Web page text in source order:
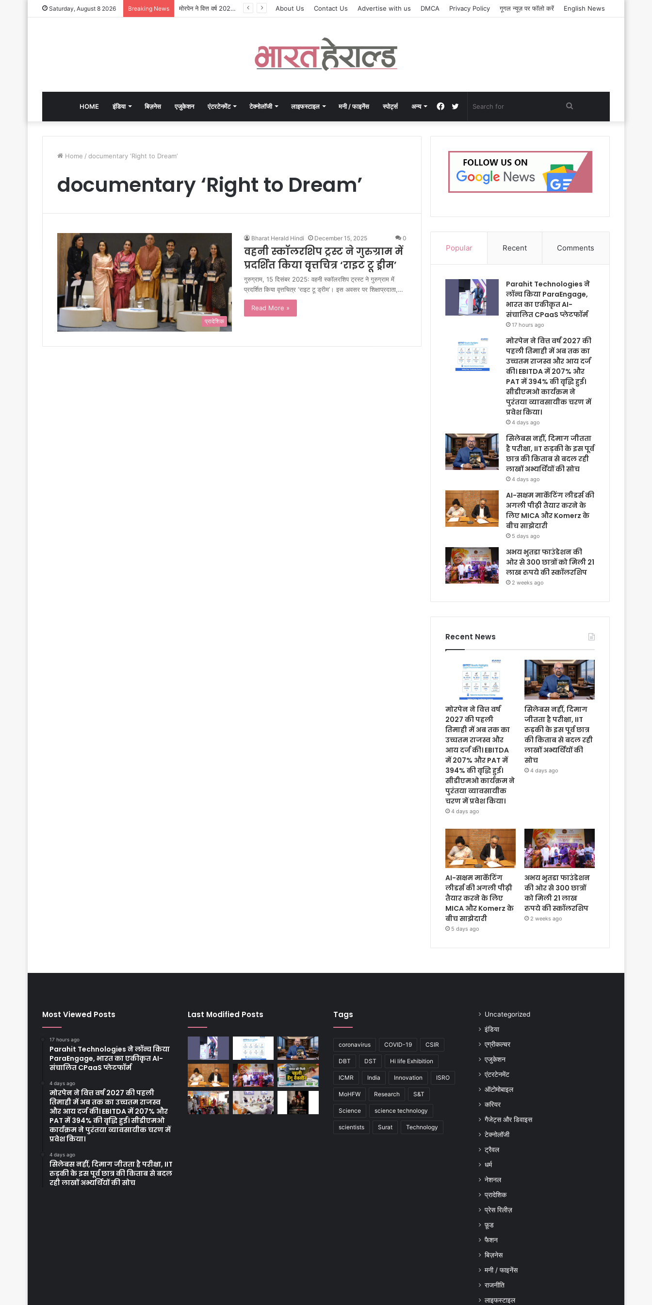
Saturday, August 8 2026 Breaking News मोरपेन ने वित्त वर्ष 2027 की पहली तिमाही में अब तक का उच्चतम राजस्व और आय दर्ज की। EBITDA में 207% और PAT में 394% की वृद्धि हुई। सीडीएमओ कार्यक्रम ने पुरंतया व्यावसायीक चरण में प्रवेश किया। About Us Contact Us Advertise with us DMCA Privacy Policy गूगल न्यूज़ पर फॉलो करें English News
HOME इंडिया बिज़नेस एजुकेशन एंटरटेनमेंट टेक्नोलॉजी लाइफस्टाइल मनी / फाइनेंस स्पोर्ट्स अन्य
for
Twitter
Facebook
Home / documentary ‘Right to Dream’
documentary ‘Right to Dream’
प्रादेशिक
Bharat Herald Hindi December 15, 2025 0
वहनी स्कॉलरशिप ट्रस्ट ने गुरुग्राम में
प्रदर्शित किया वृत्तचित्र ‘राइट टू ड्रीम’
गुरुग्राम, 15 दिसंबर 2025: वहनी स्कॉलरशिप ट्रस्ट ने गुरुग्राम में
प्रदर्शित किया वृत्तचित्र ‘राइट टू ड्रीम’। इस अवसर पर शिक्षाप्रदाता,…
Read More »
Popular Recent Comments
Parahit Technologies ने
लॉन्च किया ParaEngage,
भारत का एकीकृत AI-
संचालित CPaaS प्लेटफॉर्म
17 hours ago
मोरपेन ने वित्त वर्ष 2027 की
पहली तिमाही में अब तक का
उच्चतम राजस्व और आय दर्ज
की। EBITDA में 207% और
PAT में 394% की वृद्धि हुई।
सीडीएमओ कार्यक्रम ने
पुरंतया व्यावसायीक चरण में
प्रवेश किया।
4 days ago
सिलेबस नहीं, दिमाग जीतता
है परीक्षा, IIT रुड़की के इस पूर्व
छात्र की किताब से बदल रही
लाखों अभ्यर्थियों की सोच
4 days ago
AI-सक्षम मार्केटिंग लीडर्स की
अगली पीढ़ी तैयार करने के
लिए MICA और Komerz के
बीच साझेदारी
5 days ago
अभय भुतडा फाउंडेशन की
ओर से 300 छात्रों को मिली 21
लाख रुपये की स्कॉलरशिप
2 weeks ago
Recent News
मोरपेन ने वित्त वर्ष
2027 की पहली
तिमाही में अब तक का
उच्चतम राजस्व और
आय दर्ज की। EBITDA
में 207% और PAT में
394% की वृद्धि हुई।
सीडीएमओ कार्यक्रम ने
पुरंतया व्यावसायीक
चरण में प्रवेश किया।
4 days ago
सिलेबस नहीं, दिमाग
जीतता है परीक्षा, IIT
रुड़की के इस पूर्व छात्र
की किताब से बदल रही
लाखों अभ्यर्थियों की
सोच
4 days ago
AI-सक्षम मार्केटिंग
लीडर्स की अगली पीढ़ी
तैयार करने के लिए
MICA और Komerz के
बीच साझेदारी
5 days ago
अभय भुतडा फाउंडेशन
की ओर से 300 छात्रों
को मिली 21 लाख
रुपये की स्कॉलरशिप
2 weeks ago
Most Viewed Posts
17 hours ago
Parahit Technologies ने लॉन्च किया
ParaEngage, भारत का एकीकृत AI-
संचालित CPaaS प्लेटफॉर्म
4 days ago
मोरपेन ने वित्त वर्ष 2027 की पहली
तिमाही में अब तक का उच्चतम राजस्व
और आय दर्ज की। EBITDA में 207% और
PAT में 394% की वृद्धि हुई। सीडीएमओ
कार्यक्रम ने पुरंतया व्यावसायीक चरण में
प्रवेश किया।
4 days ago
सिलेबस नहीं, दिमाग जीतता है परीक्षा, IIT
रुड़की के इस पूर्व छात्र की किताब से बदल
रही लाखों अभ्यर्थियों की सोच
Last Modified Posts Tags
coronavirus COVID-19 CSIR
DBT DST Hi life Exhibition
ICMR India Innovation ISRO
MoHFW Research S&T
Science science technology
scientists Surat Technology
Uncategorized
इंडिया
एग्रीकल्चर
एजुकेशन
एंटरटेनमेंट
ऑटोमोबाइल
करियर
गैजेट्स और डिवाइस
टेक्नोलॉजी
ट्रैवल
धर्म
नेशनल
प्रादेशिक
प्रेस रिलीज़
फ़ूड
फैशन
बिज़नेस
मनी / फाइनेंस
राजनीति
लाइफस्टाइल